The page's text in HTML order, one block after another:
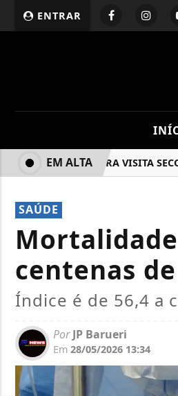
ENTRAR
COOPERYARA VISITA SECOM
EM ALTA
SAÚDE
centenas
Índice é de 56,4 a
PorJP Barueri
Em 28/05/2026 13:34